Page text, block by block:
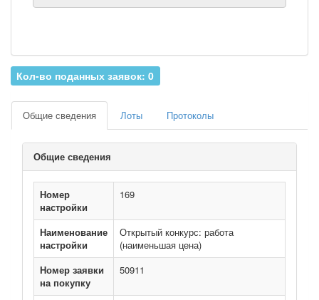
Кол-во поданных заявок: 0
Общие сведения Лоты Протоколы
Общие сведения
Номер
настройки
169
Наименование
настройки
Открытый конкурс: работа
(наименьшая цена)
Номер заявки
на покупку
50911